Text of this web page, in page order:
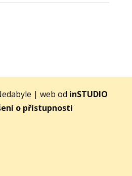
| web od inSTUDIO
o přístupnosti